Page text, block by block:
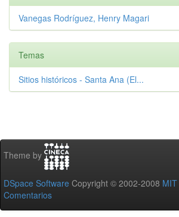
Vanegas Rodríguez, Henry Magari
Temas
Sitios históricos - Santa Ana (El...
Theme by
DSpace Software Copyright © 2002-2008 MIT
Comentarios